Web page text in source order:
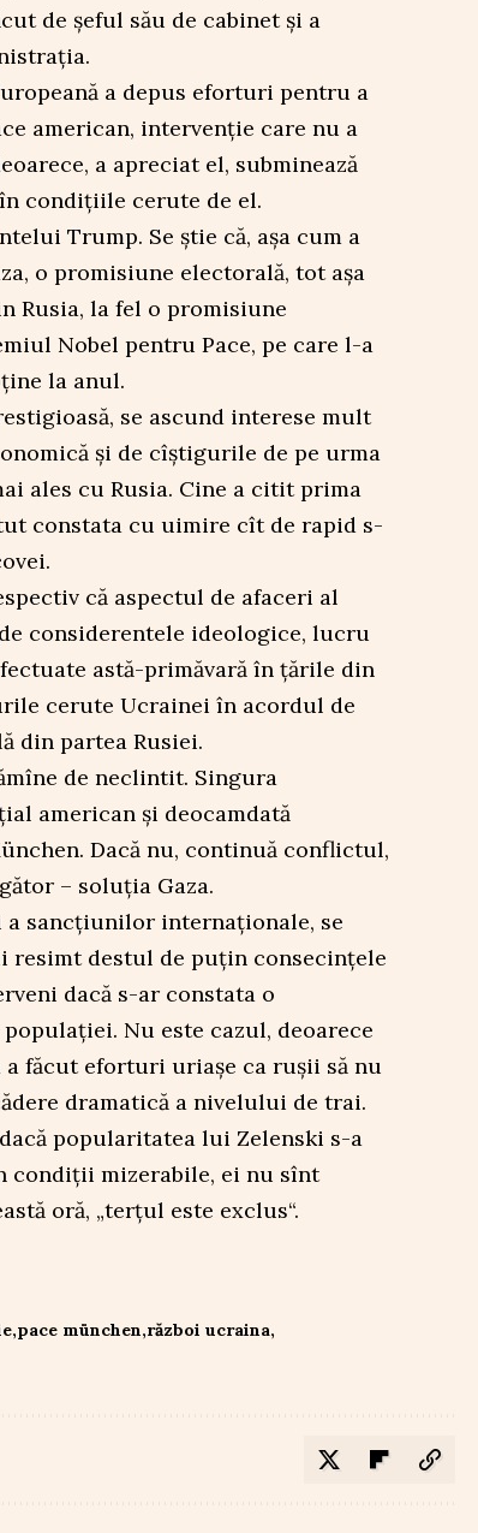
de șeful său de cabinet și a
a depus eforturi pentru a
american, intervenție care nu a
a apreciat el, subminează
condițiile cerute de el.
Trump. Se știe că, așa cum a
o promisiune electorală, tot așa
Rusia, la fel o promisiune
Nobel pentru Pace, pe care l-a
la anul.
se ascund interese mult
și de cîștigurile de pe urma
ales cu Rusia. Cine a citit prima
constata cu uimire cît de rapid s-
că aspectul de afaceri al
considerentele ideologice, lucru
astă-primăvară în țările din
cerute Ucrainei în acordul de
din partea Rusiei.
de neclintit. Singura
american și deocamdată
Dacă nu, continuă conflictul,
– soluția Gaza.
sancțiunilor internaționale, se
resimt destul de puțin consecințele
dacă s-ar constata o
Nu este cazul, deoarece
făcut eforturi uriașe ca rușii să nu
dramatică a nivelului de trai.
popularitatea lui Zelenski s-a
condiții mizerabile, ei nu sînt
oră, „terțul este exclus“.
pace münchen război ucraina